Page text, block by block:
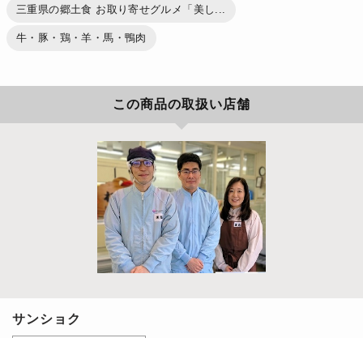
三重県の郷土食 お取り寄せグルメ「美し...
牛・豚・鶏・羊・馬・鴨肉
この商品の取扱い店舗
サンショク